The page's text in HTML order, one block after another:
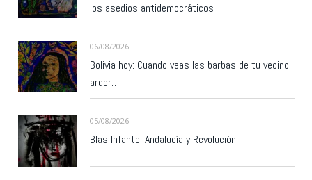
los asedios antidemocráticos
06/08/2026
Bolivia hoy: Cuando veas las barbas de tu vecino
arder…
05/08/2026
Blas Infante: Andalucía y Revolución.